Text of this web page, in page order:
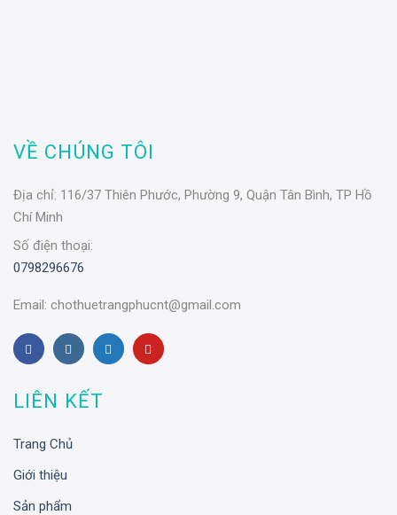
VỀ CHÚNG TÔI
Địa chỉ: 116/37 Thiên Phước, Phường 9, Quận Tân Bình, TP Hồ
Chí Minh
Số điện thoại:
0798296676
Email: chothuetrangphucnt@gmail.com
LIÊN KẾT
Trang Chủ
Giới thiệu
Sản phẩm